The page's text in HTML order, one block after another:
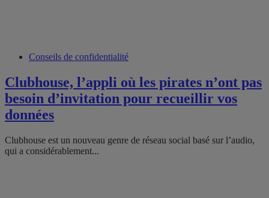
Conseils de confidentialité
Clubhouse, l’appli où les pirates n’ont pas
besoin d’invitation pour recueillir vos
données
Clubhouse est un nouveau genre de réseau social basé sur l’audio,
qui a considérablement...